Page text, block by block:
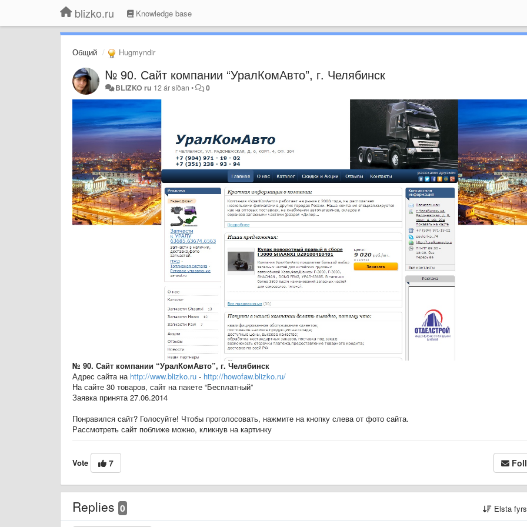
blizko.ru Knowledge base
Общий Hugmyndir
№ 90. Сайт компании “УралКомАвто”, г. Челябинск
BLIZKO ru 12 ár síðan • 0
№ 90. Сайт компании “УралКомАвто”, г. Челябинск
Адрес сайта на http://www.blizko.ru - http://howofaw.blizko.ru/
На сайте 30 товаров, сайт на пакете “Бесплатный”
Заявка принята 27.06.2014
Понравился сайт? Голосуйте! Чтобы проголосовать, нажмите на кнопку слева от фото сайта.
Рассмотреть сайт поближе можно, кликнув на картинку
Vote 7
Replies 0 Elsta